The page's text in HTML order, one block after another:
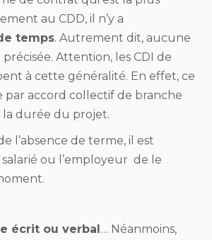
au CDD, il n’y a
temps. Autrement dit, aucune
Attention, les CDI de
à cette généralité. En effet, ce
par accord collectif de branche
durée du projet.
l’absence de terme, il est
ou l’employeur de le
écrit ou verbal… Néanmoins,